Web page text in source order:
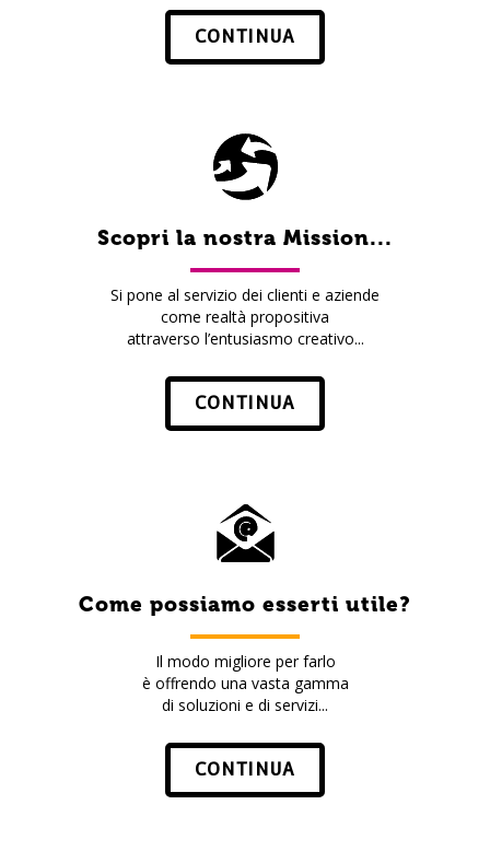
CONTINUA
Scopri la nostra Mission...
Si pone al servizio dei clienti e aziende
come realtà propositiva
attraverso l’entusiasmo creativo...
CONTINUA
Come possiamo esserti utile?
Il modo migliore per farlo
è offrendo una vasta gamma
di soluzioni e di servizi...
CONTINUA